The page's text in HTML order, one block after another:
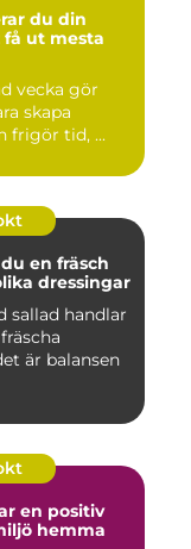
du din
ut mesta
vecka gör
skapa
frigör tid, ...
en fräsch
dressingar
sallad handlar
är balansen
en positiv
hemma